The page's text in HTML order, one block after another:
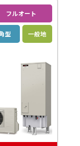
フルオート
型 一般地